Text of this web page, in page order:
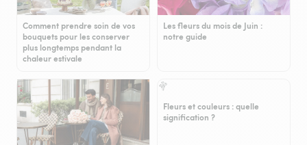
Comment prendre soin de vos
bouquets pour les conserver
plus longtemps pendant la
chaleur estivale
Les fleurs du mois de Juin :
notre guide
Fleurs et couleurs : quelle
signification ?